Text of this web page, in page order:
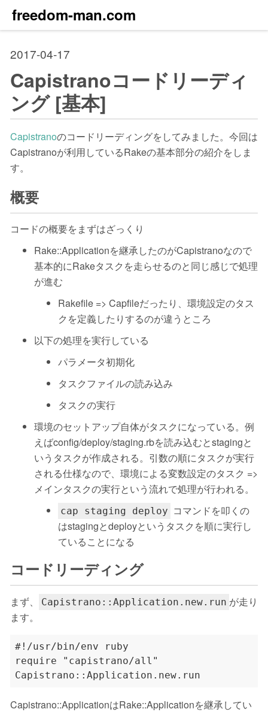
freedom-man.com
2017-04-17
Capistranoコードリーディ
ング [基本]
Capistranoのコードリーディングをしてみました。今回は
Capistranoが利用しているRakeの基本部分の紹介をしま
す。
概要
コードの概要をまずはざっくり
Rake::Applicationを継承したのがCapistranoなので
基本的にRakeタスクを走らせるのと同じ感じで処理
が進む
Rakefile => Capfileだったり、環境設定のタス
クを定義したりするのが違うところ
以下の処理を実行している
パラメータ初期化
タスクファイルの読み込み
タスクの実行
環境のセットアップ自体がタスクになっている。例
えばconfig/deploy/staging.rbを読み込むとstagingと
いうタスクが作成される。引数の順にタスクが実行
される仕様なので、環境による変数設定のタスク =>
メインタスクの実行という流れで処理が行われる。
cap staging deploy コマンドを叩くの
はstagingとdeployというタスクを順に実行し
ていることになる
コードリーディング
まず、 Capistrano::Application.new.run が走り
ます。
#!/usr/bin/env ruby
require "capistrano/all"
Capistrano::ApplicationはRake::Applicationを継承してい